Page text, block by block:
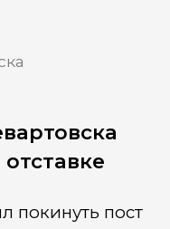
покинуть пост